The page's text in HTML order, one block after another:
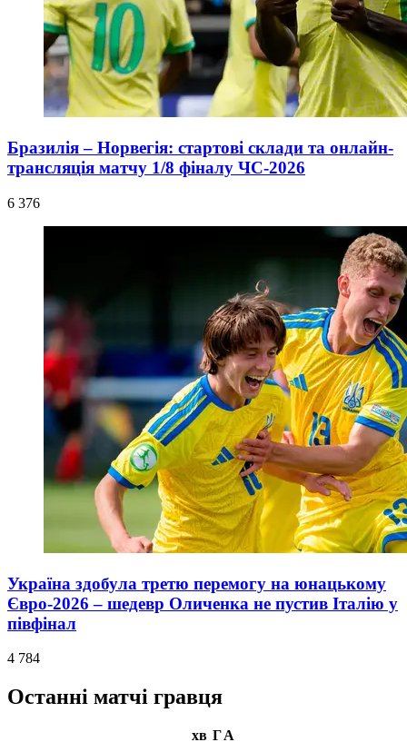
Бразилія – Норвегія: стартові склади та онлайн-
трансляція матчу 1/8 фіналу ЧС-2026
6 376
Україна здобула третю перемогу на юнацькому
Євро-2026 – шедевр Оличенка не пустив Італію у
півфінал
4 784
Останні матчі гравця
хв ГА